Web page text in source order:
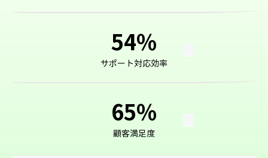
54%
サポート対応効率
65%
顧客満足度